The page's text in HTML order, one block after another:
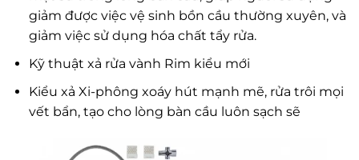
giảm được việc vệ sinh bồn cầu thường xuyên, và
giảm việc sử dụng hóa chất tẩy rửa.
Kỹ thuật xả rửa vành Rim kiểu mới
Kiểu xả Xi-phông xoáy hút mạnh mẽ, rửa trôi mọi
vết bẩn, tạo cho lòng bàn cầu luôn sạch sẽ